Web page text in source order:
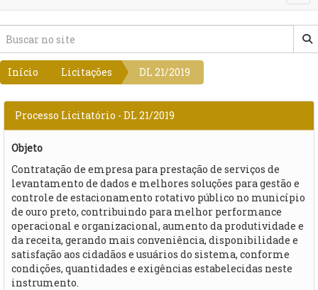
Início Licitações DL 21/2019
Processo Licitatório - DL 21/2019
Objeto
Contratação de empresa para prestação de serviços de
levantamento de dados e melhores soluções para gestão e
controle de estacionamento rotativo público no município
de ouro preto, contribuindo para melhor performance
operacional e organizacional, aumento da produtividade e
da receita, gerando mais conveniência, disponibilidade e
satisfação aos cidadãos e usuários do sistema, conforme
condições, quantidades e exigências estabelecidas neste
instrumento.